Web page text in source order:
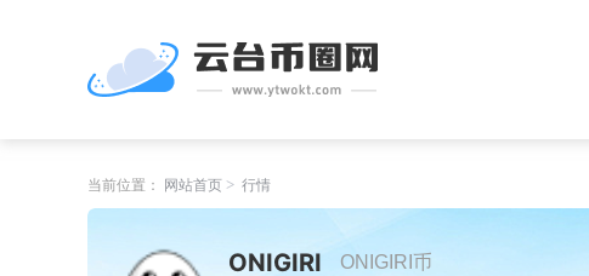
当前位置： 网站首页 行情
ONIGIRI ONIGIRI币